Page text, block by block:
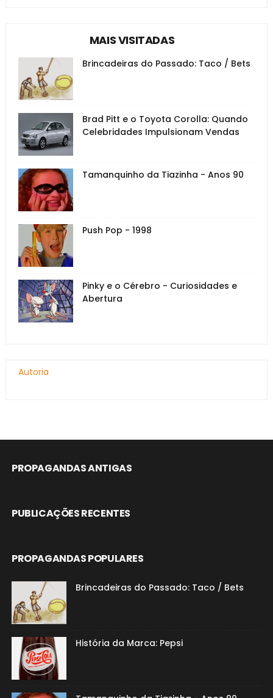
MAIS VISITADAS
Brincadeiras do Passado: Taco / Bets
Brad Pitt e o Toyota Corolla: Quando
Celebridades Impulsionam Vendas
Tamanquinho da Tiazinha - Anos 90
Push Pop - 1998
Pinky e o Cérebro - Curiosidades e
Abertura
Autoria
PROPAGANDAS ANTIGAS
PUBLICAÇÕES RECENTES
PROPAGANDAS POPULARES
Brincadeiras do Passado: Taco / Bets
História da Marca: Pepsi